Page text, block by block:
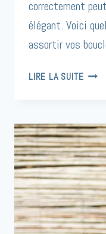
correctement
élégant. Voici
assortir vos
LIRE LA SUITEBIEN
À
SA